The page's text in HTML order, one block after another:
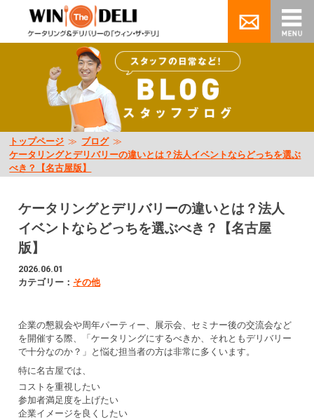
トップページ ≫ ブログ≫
ケータリングとデリバリーの違いとは？法人イベントならどっちを選ぶ
べき？【名古屋版】
ケータリングとデリバリーの違いとは？法人
イベントならどっちを選ぶべき？【名古屋
版】
2026.06.01
カテゴリー： その他
企業の懇親会や周年パーティー、展示会、セミナー後の交流会など
を開催する際、「ケータリングにするべきか、それともデリバリー
で十分なのか？」と悩む担当者の方は非常に多くいます。
特に名古屋では、
コストを重視したい
参加者満足度を上げたい
企業イメージを良くしたい